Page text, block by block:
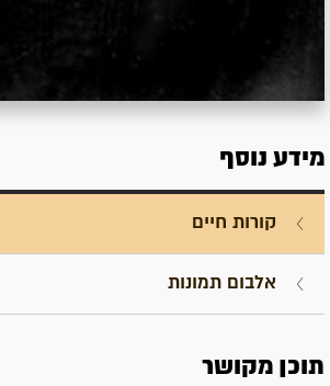
מידע נוסף
קורות חיים
אלבום תמונות
תוכן מקושר